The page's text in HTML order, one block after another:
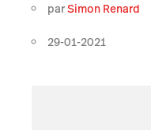
parSimon Renard
29-01-2021